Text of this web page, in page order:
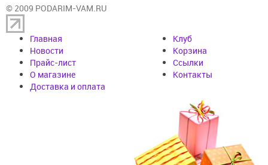
© 2009 PODARIM-VAM.RU
Главная
Новости
Прайс-лист
О магазине
Доставка и оплата
Клуб
Корзина
Cсылки
Контакты